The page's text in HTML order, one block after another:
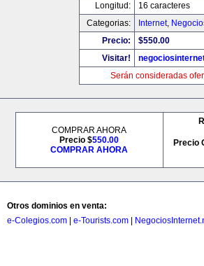
Longitud:
16 caracteres
Categorias:
Internet,
Precio:
$550.00
Visitar!
Serán consideradas
COMPRAR AHORA
Precio $550.00
COMPRAR AHORA
Precio
Otros dominios en venta:
e-Colegios.com
e-Tourists.com